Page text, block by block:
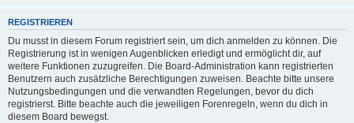
REGISTRIEREN
Du musst in diesem Forum registriert sein, um dich anmelden zu können. Die
Registrierung ist in wenigen Augenblicken erledigt und ermöglicht dir, auf
weitere Funktionen zuzugreifen. Die Board-Administration kann registrierten
Benutzern auch zusätzliche Berechtigungen zuweisen. Beachte bitte unsere
Nutzungsbedingungen und die verwandten Regelungen, bevor du dich
registrierst. Bitte beachte auch die jeweiligen Forenregeln, wenn du dich in
diesem Board bewegst.